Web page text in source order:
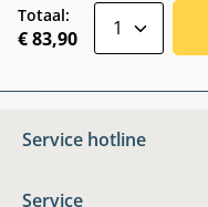
Totaal:
€ 83,90
Service hotline
Service